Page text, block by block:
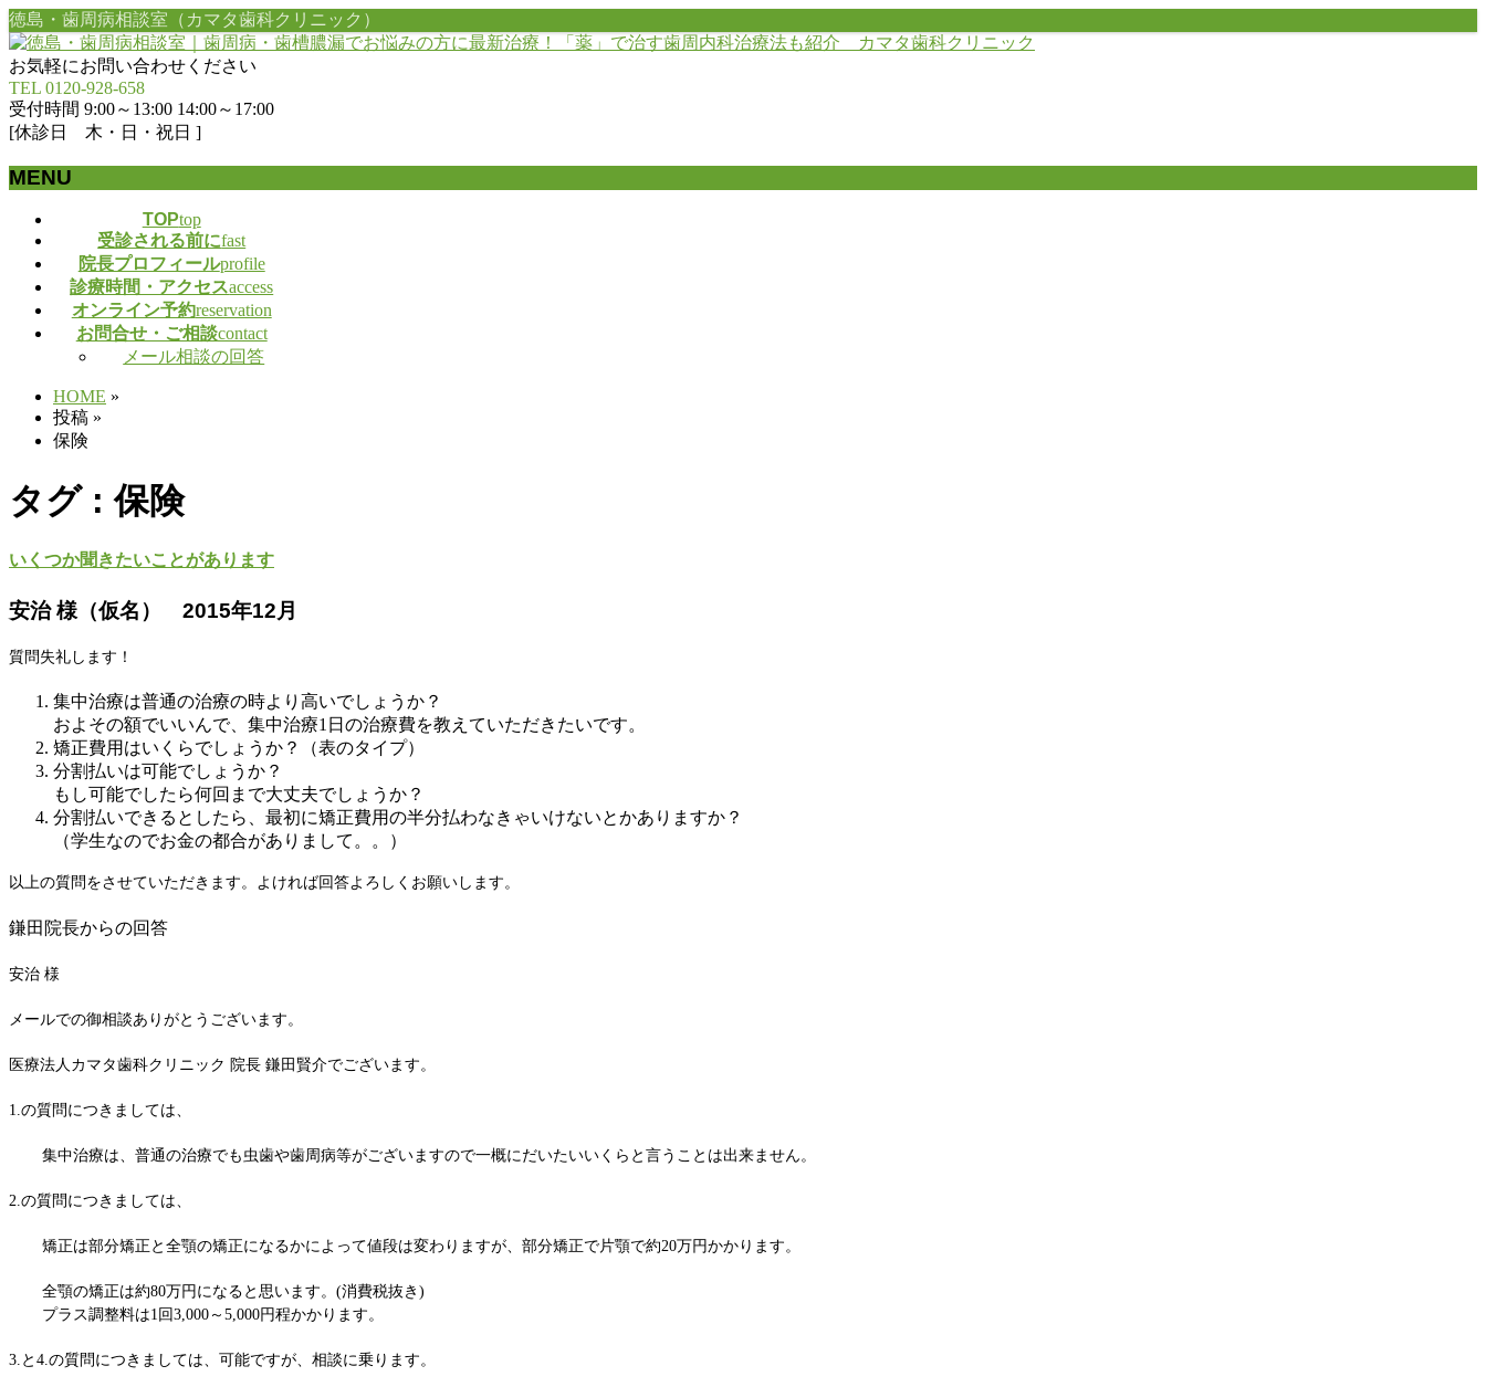
徳島・歯周病相談室（カマタ歯科クリニック）
お気軽にお問い合わせください
TEL 0120-928-658
受付時間 9:00～13:00 14:00～17:00
[休診日 木・日・祝日 ]
MENU
TOPtop
受診される前にfast
院長プロフィールprofile
診療時間・アクセスaccess
オンライン予約reservation
お問合せ・ご相談contact
メール相談の回答
HOME »
投稿 »
保険
タグ : 保険
いくつか聞きたいことがあります
安治 様（仮名） 2015年12月
質問失礼します！
集中治療は普通の治療の時より高いでしょうか？
およその額でいいんで、集中治療1日の治療費を教えていただきたいです。
矯正費用はいくらでしょうか？（表のタイプ）
分割払いは可能でしょうか？
もし可能でしたら何回まで大丈夫でしょうか？
分割払いできるとしたら、最初に矯正費用の半分払わなきゃいけないとかありますか？
（学生なのでお金の都合がありまして。。）
以上の質問をさせていただきます。よければ回答よろしくお願いします。
鎌田院長からの回答
安治 様
メールでの御相談ありがとうございます。
医療法人カマタ歯科クリニック 院長 鎌田賢介でございます。
1.の質問につきましては、
集中治療は、普通の治療でも虫歯や歯周病等がございますので一概にだいたいいくらと言うことは出来ません。
2.の質問につきましては、
矯正は部分矯正と全顎の矯正になるかによって値段は変わりますが、部分矯正で片顎で約20万円かかります。
全顎の矯正は約80万円になると思います。(消費税抜き)
プラス調整料は1回3,000～5,000円程かかります。
3.と4.の質問につきましては、可能ですが、相談に乗ります。